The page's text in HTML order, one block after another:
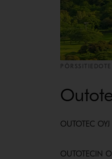
PÖRSSITIEDOTE
OUTOTEC
OUTOTECIN